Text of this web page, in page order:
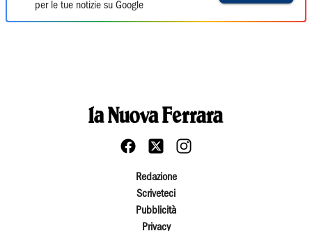
per le tue notizie su Google
Redazione
Scriveteci
Pubblicità
Privacy